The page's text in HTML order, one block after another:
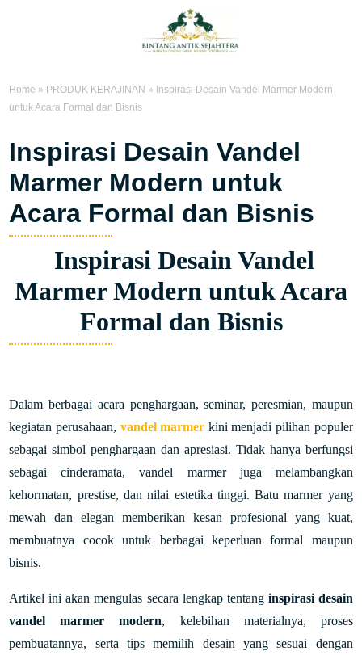
Home » PRODUK KERAJINAN » Inspirasi Desain Vandel Marmer Modern
untuk Acara Formal dan Bisnis
Inspirasi Desain Vandel
Marmer Modern untuk
Acara Formal dan Bisnis
Inspirasi Desain Vandel
Marmer Modern untuk Acara
Formal dan Bisnis
Dalam berbagai acara penghargaan, seminar, peresmian, maupun
kegiatan perusahaan, vandel marmer kini menjadi pilihan populer
sebagai simbol penghargaan dan apresiasi. Tidak hanya berfungsi
sebagai cinderamata, vandel marmer juga melambangkan
kehormatan, prestise, dan nilai estetika tinggi. Batu marmer yang
mewah dan elegan memberikan kesan profesional yang kuat,
membuatnya cocok untuk berbagai keperluan formal maupun
bisnis.
Artikel ini akan mengulas secara lengkap tentang inspirasi desain
vandel marmer modern, kelebihan materialnya, proses
pembuatannya, serta tips memilih desain yang sesuai dengan